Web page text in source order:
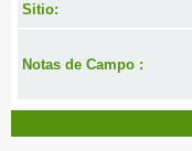
Sitio:
Notas de Campo :